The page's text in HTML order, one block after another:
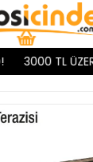
3000 TL